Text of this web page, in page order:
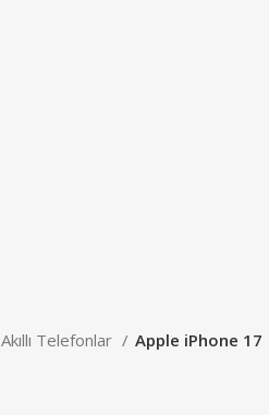
Akıllı Telefonlar Apple iPhone 17